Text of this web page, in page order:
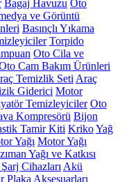
Bagaj Havuzu Oto
ve Görüntü
Basınçlı Yıkama
Torpido
Oto Cila ve
Cam Bakım Ürünleri
Temizlik Seti Araç
Giderici Motor
Temizleyiciler Oto
Kompresörü Bijon
Tamir Kiti KrikoYağ
Yağı Motor Yağı
Yağı ve Katkısı
Cihazları Akü
Plaka Aksesuarları